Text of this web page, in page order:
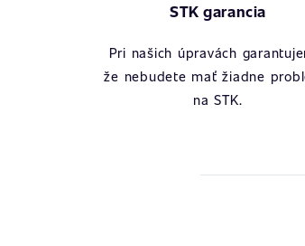
STK garancia
Pri našich úpravách
že nebudete mať žiadne
na STK.